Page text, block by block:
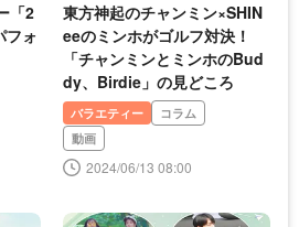
「2
フォ
東方神起のチャンミン×SHIN
eeのミンホがゴルフ対決！
「チャンミンとミンホのBud
dy、Birdie」の見どころ
バラエティー
コラム
動画
2024/06/13 08:00